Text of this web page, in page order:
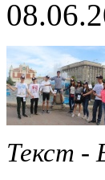
Текст -